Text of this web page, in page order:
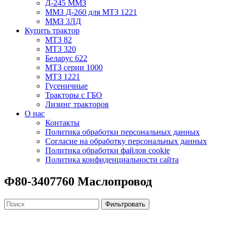
Д-245 ММЗ
ММЗ Д-260 для МТЗ 1221
ММЗ 3ЛД
Купить трактор
МТЗ 82
МТЗ 320
Беларус 622
МТЗ серии 1000
МТЗ 1221
Гусеничные
Тракторы с ГБО
Лизинг тракторов
О нас
Контакты
Политика обработки персональных данных
Согласие на обработку персональных данных
Политика обработки файлов cookie
Политика конфиденциальности сайта
Ф80-3407760 Маслопровод
Фильтровать